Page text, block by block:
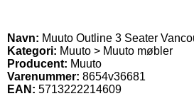
Navn: Muuto Outline 3 Seater
Kategori: Muuto > Muuto møbler
Producent: Muuto
Varenummer: 8654v36681
EAN: 5713222214609